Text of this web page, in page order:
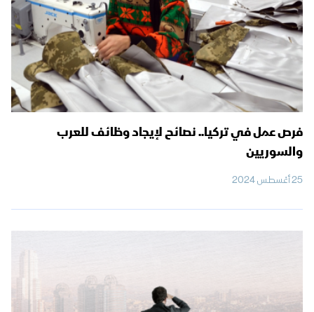
فرص عمل في تركيا.. نصائح لإيجاد وظائف للعرب
والسوريين
25 أغسطس 2024